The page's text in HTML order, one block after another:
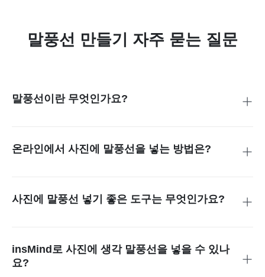
말풍선 만들기 자주 묻는 질문
말풍선이란 무엇인가요?
온라인에서 사진에 말풍선을 넣는 방법은?
선 모양을 고르고, 텍스트를 수정한 다음 완성된 이미지를 다
운로드하면 됩니다.
사진에 말풍선 넣기 좋은 도구는 무엇인가요?
어 좋은 선택입니다.
insMind로 사진에 생각 말풍선을 넣을 수 있나
요?